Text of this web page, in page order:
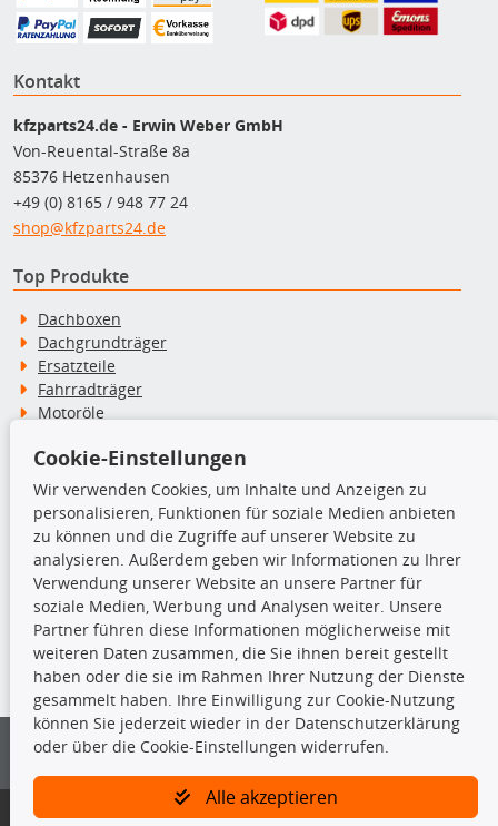
Kontakt
kfzparts24.de - Erwin Weber GmbH
Von-Reuental-Straße 8a
85376 Hetzenhausen
+49 (0) 8165 / 948 77 24
shop@kfzparts24.de
Top Produkte
Dachboxen
Dachgrundträger
Ersatzteile
Fahrradträger
Motoröle
Schneeketten
TecDoc Inside
Die hier angezeigten Daten insbesondere die gesamte Datenbank dürfen
nicht kopiert werden.
Es ist zu unterlassen, die Daten oder die gesamte Datenbank ohne
vorherige Zustimmung von TecDoc zu vervielfältigen, zu verbreiten
und/oder diese Handlungen durch Dritte ausführen zu lassen. Ein
Bitte prüfen Sie, ob das über unseren Onlineshop identifizierte Ersatzteil
Cookie-Einstellungen
Wir verwenden Cookies, um Inhalte und Anzeigen zu
personalisieren, Funktionen für soziale Medien anbieten
zu können und die Zugriffe auf unserer Website zu
analysieren. Außerdem geben wir Informationen zu Ihrer
Verwendung unserer Website an unsere Partner für
soziale Medien, Werbung und Analysen weiter. Unsere
Partner führen diese Informationen möglicherweise mit
weiteren Daten zusammen, die Sie ihnen bereit gestellt
haben oder die sie im Rahmen Ihrer Nutzung der Dienste
gesammelt haben. Ihre Einwilligung zur Cookie-Nutzung
können Sie jederzeit wieder in der Datenschutzerklärung
oder über die Cookie-Einstellungen widerrufen.
Alle akzeptieren